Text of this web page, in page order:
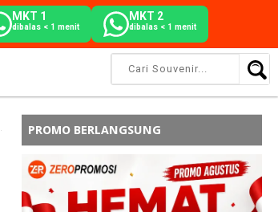
MKT 1
dibalas < 1 menit
MKT 2
dibalas < 1 menit
PROMO BERLANGSUNG